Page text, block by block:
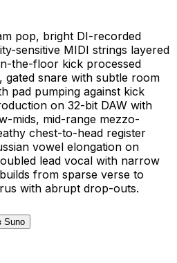
pop, bright DI-recorded
sensitive MIDI strings layered
the-floor kick processed
snare with subtle room
pad pumping against kick
on 32-bit DAW with
mids, mid-range mezzo-
chest-to-head register
vowel elongation on
lead vocal with narrow
from sparse verse to
with abrupt drop-outs.
Suno